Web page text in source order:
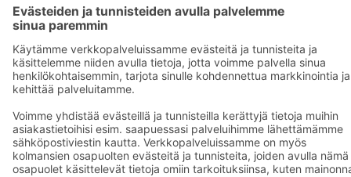
S-ryhmä
Asiakasomistajuus
Yhteishyvä Ruoka -sovellus
S-ostoslista -sovellus
Prisma.fi
Sokos.fi
S-Pankki
Yhteishyvä
Sokos Hotels
Raflaamo